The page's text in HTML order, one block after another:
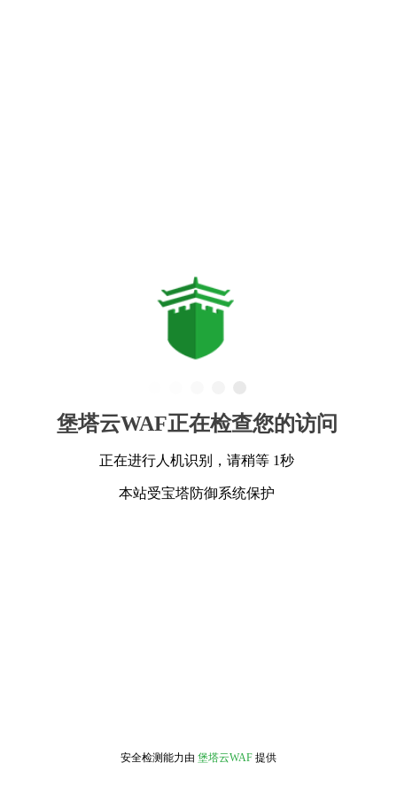
堡塔云WAF正在检查您的访问
正在进行人机识别，请稍等 1秒
本站受宝塔防御系统保护
安全检测能力由 堡塔云WAF 提供